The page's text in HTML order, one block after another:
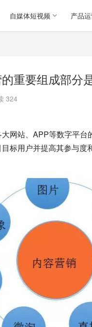
自媒体短视频 产品
重要组成部分
324
网站、APP等数字平台
标用户并提高其参与